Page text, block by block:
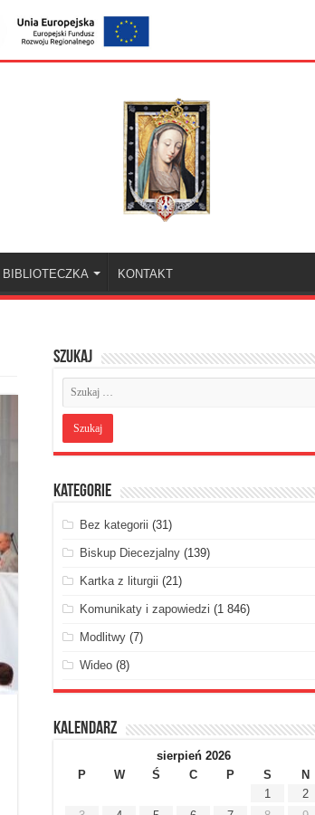
BIBLIOTECZKA KONTAKT
Szukaj
Kategorie
Bez kategorii (31)
Biskup Diecezjalny(139)
Kartka z liturgii (21)
Komunikaty i zapowiedzi (1 846)
Modlitwy(7)
Wideo(8)
Kalendarz
sierpień 2026
P
W Ś C P S
N
1
2